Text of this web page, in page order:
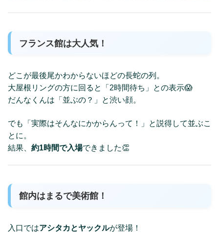
フランス館は大人気！
どこが最後尾かわからないほどの長蛇の列。
大屋根リングの方に回ると「2時間待ち」との表示😱
だんなくんは「並ぶの？」と渋い顔。
でも「実際はそんなにかからんって！」と説得して並ぶこ
とに。
結果、 約1時間で入場できました👏
館内はまるで美術館！
入口ではアシタカとヤックルが登場！